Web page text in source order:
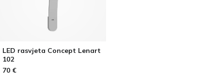
LED rasvjeta Concept Lenart
102
70 €